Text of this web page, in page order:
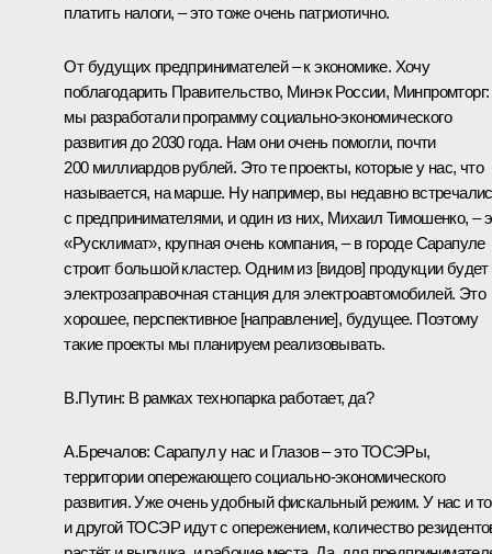
платить налоги, – это тоже очень патриотично.
От будущих предпринимателей – к экономике. Хочу
поблагодарить Правительство, Минэк России, Минпромторг:
мы разработали программу социально-экономического
развития до 2030 года. Нам они очень помогли, почти
200 миллиардов рублей. Это те проекты, которые у нас, что
называется, на марше. Ну например, вы недавно
с предпринимателями, и один из них, Михаил Тимошенко, –
«Русклимат», крупная очень компания, – в городе Сарапуле
строит большой кластер. Одним из [видов] продукции будет
электрозаправочная станция для электроавтомобилей. Это
хорошее, перспективное [направление], будущее. Поэтому
такие проекты мы планируем реализовывать.
В.Путин: В рамках технопарка работает, да?
А.Бречалов:Сарапул у нас и Глазов – это ТОСЭРы,
территории опережающего социально-экономического
развития. Уже очень удобный фискальный режим. У нас и
и другой ТОСЭР идут с опережением, количество